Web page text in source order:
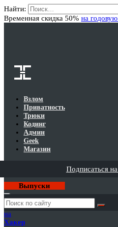
Найти:
Временная скидка 50% на
Взлом
Приватность
Трюки
Кодинг
Админ
Geek
Магазин
Подписаться
Выпуски
Годовая
подписка
на
Хакер